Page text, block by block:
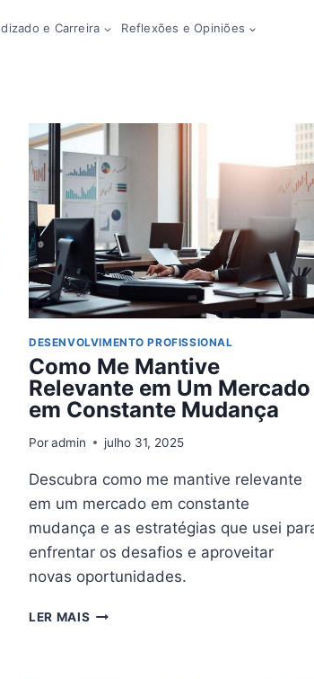
e Carreira
Reflexões e Opiniões
DESENVOLVIMENTO PROFISSIONAL
Como Me Mantive
Relevante em Um Mercado
em Constante Mudança
Poradmin julho 31, 2025
Descubra como me mantive relevante
em um mercado em constante
mudança e as estratégias que usei
enfrentar os desafios e aproveitar
novas oportunidades.
LER MAIS COMO